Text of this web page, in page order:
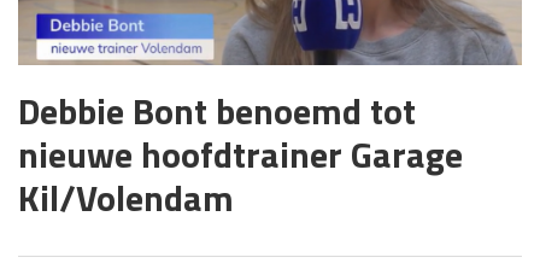
Debbie Bont benoemd tot
nieuwe hoofdtrainer Garage
Kil/Volendam